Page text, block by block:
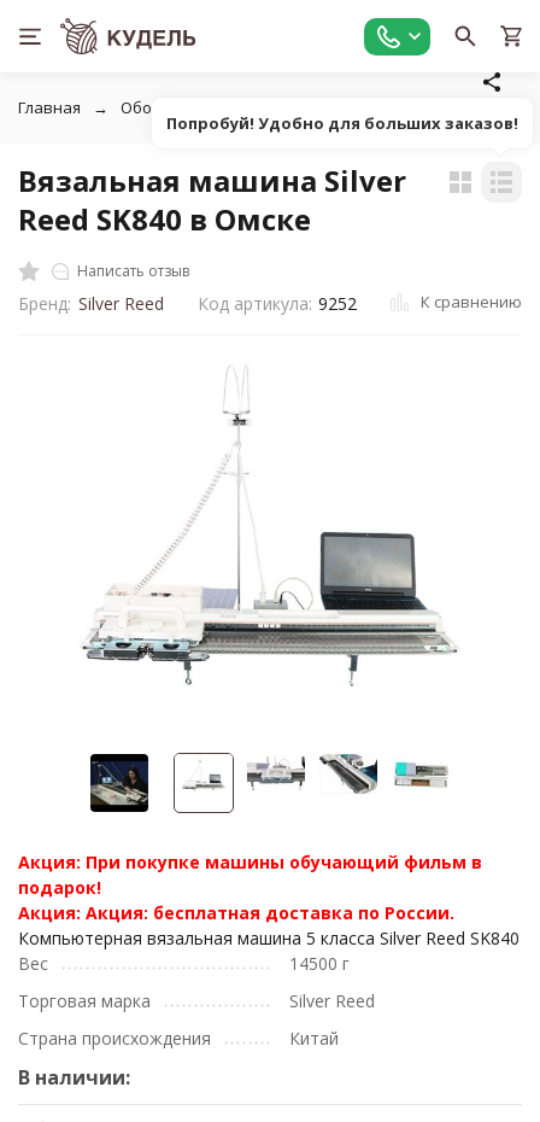
Главная Оборудование
Вязальная машина Silver
Reed SK840 в Омске
Написать отзыв
Бренд: Silver Reed Код артикула: 9252 К сравнению
Акция: При покупке машины обучающий фильм в
подарок!
Акция: Акция: бесплатная доставка по России.
Компьютерная вязальная машина 5 класса Silver Reed SK840
Вес
14500 г
Торговая марка
Silver Reed
Страна происхождения
Китай
В наличии:
Попробуй! Удобно для больших заказов!